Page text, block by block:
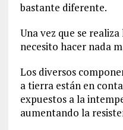
bastante diferente.
Una vez que se
necesito hacer nada
Los diversos
a tierra están en
expuestos a la
aumentando la